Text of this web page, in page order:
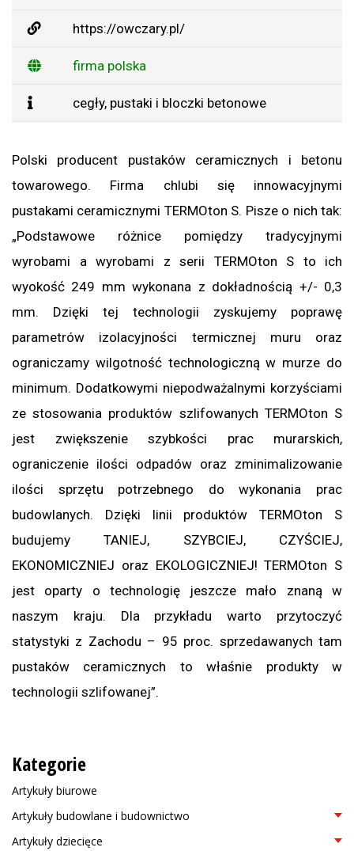
https://owczary.pl/
firma polska
cegły, pustaki i bloczki betonowe
Polski producent pustaków ceramicznych i betonu
towarowego. Firma chlubi się innowacyjnymi
pustakami ceramicznymi TERMOton S. Pisze o nich tak:
„Podstawowe różnice pomiędzy tradycyjnymi
wyrobami a wyrobami z serii TERMOton S to ich
wyokość 249 mm wykonana z dokładnością +/- 0,3
mm. Dzięki tej technologii zyskujemy poprawę
parametrów izolacyjności termicznej muru oraz
ograniczamy wilgotność technologiczną w murze do
minimum. Dodatkowymi niepodważalnymi korzyściami
ze stosowania produktów szlifowanych TERMOton S
jest zwiększenie szybkości prac murarskich,
ograniczenie ilości odpadów oraz zminimalizowanie
ilości sprzętu potrzebnego do wykonania prac
budowlanych. Dzięki linii produktów TERMOton S
budujemy TANIEJ, SZYBCIEJ, CZYŚCIEJ,
EKONOMICZNIEJ oraz EKOLOGICZNIEJ! TERMOton S
jest oparty o technologię jeszcze mało znaną w
naszym kraju. Dla przykładu warto przytoczyć
statystyki z Zachodu – 95 proc. sprzedawanych tam
pustaków ceramicznych to właśnie produkty w
technologii szlifowanej”.
Kategorie
Artykuły biurowe
Artykuły budowlane i budownictwo
Artykuły dziecięce